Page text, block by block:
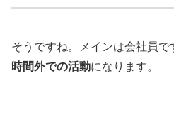
そうですね。メインは会社員で
時間外での活動になります。